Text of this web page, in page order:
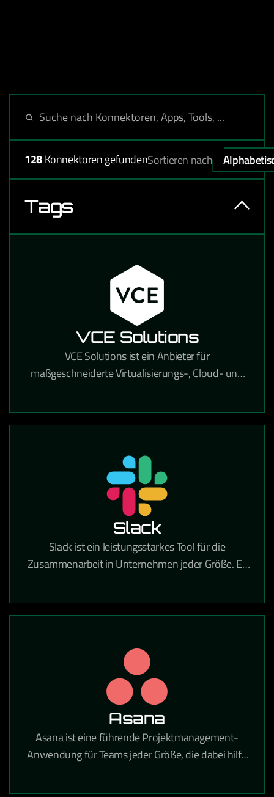
128Konnektoren gefundenSortieren nach
Tags
VCE Solutions
VCE Solutions ist ein Anbieter für
maßgeschneiderte Virtualisierungs-, Cloud- und
zukunftsfähig zu gestalten. Mit umfassender
Betrieb hilft VCE Solutions dabei, komplexe IT-
Prozesse zu vereinfachen, Ressourcen optimal zu
nutzen und eine stabile Grundlage für digitales
Wachstum zu schaffen.
Slack
Slack ist ein leistungsstarkes Tool für die
Zusammenarbeit in Unternehmen jeder Größe. Es
Arbeit erledigen können – ganz gleich, ob Sie in
Unternehmen tätig sind.
Asana
Asana ist eine führende Projektmanagement-
Anwendung für Teams jeder Größe, die dabei hilft,